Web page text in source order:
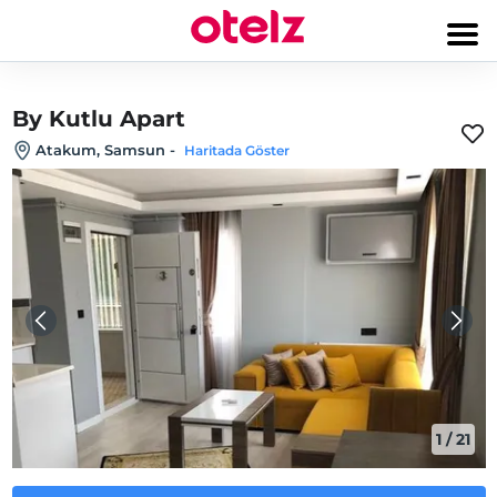
By Kutlu Apart
Atakum, Samsun - Haritada Göster
1 /21